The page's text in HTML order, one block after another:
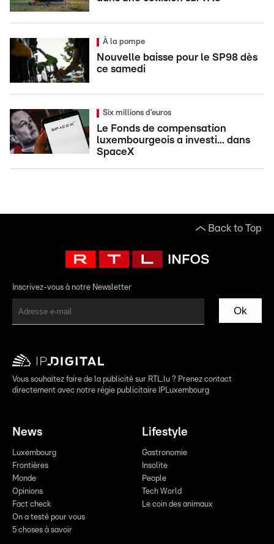
À la pompe
Nouvelle baisse pour le SP98 dès
ce samedi
Six millions d’euros
Le Fonds de compensation
luxembourgeois a investi... dans
SpaceX
Back to Top
Inscrivez-vous à notre Newsletter
Ok
Vous souhaitez faire de la publicité sur RTL.lu ? Prenez contact
directement avec notre régie publicitaire IPLuxembourg
News
Luxembourg
Frontières
Monde
Opinions
Fact check
On a testé pour vous
5 choses à savoir
Lifestyle
Gastronomie
Insolite
People
Tech World
Le coin des animaux